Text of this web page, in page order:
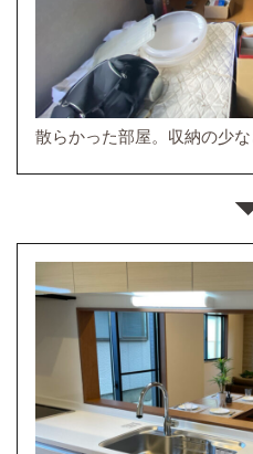
散らかった部屋。収納の少な